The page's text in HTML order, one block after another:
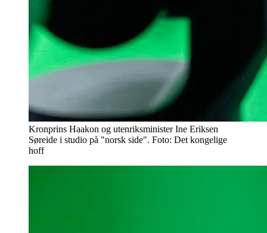
Kronprins Haakon og utenriksminister Ine Eriksen
Søreide i studio på "norsk side". Foto: Det kongelige
hoff